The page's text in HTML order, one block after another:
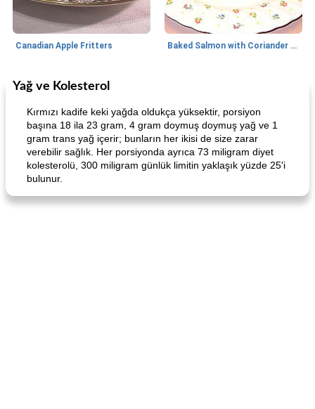
Canadian Apple Fritters Baked Salmon with Coriander and Thyme
Boneless Chicken Recipes
Yağ ve Kolesterol
Kırmızı kadife keki yağda oldukça yüksektir, porsiyon
başına 18 ila 23 gram, 4 gram doymuş doymuş yağ ve 1
gram trans yağ içerir; bunların her ikisi de size zarar
verebilir sağlık. Her porsiyonda ayrıca 73 miligram diyet
kolesterolü, 300 miligram günlük limitin yaklaşık yüzde 25'i
bulunur.